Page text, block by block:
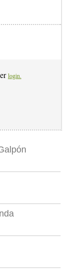
login.